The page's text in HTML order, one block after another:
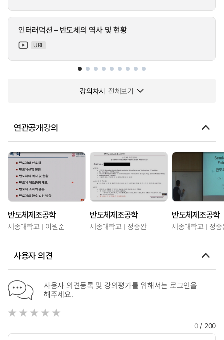
인터러덕션 – 반도체의 역사 및 현황
URL
강의차시 전체보기
연관공개강의
반도체제조공학
세종대학교 이원준
반도체제조공학
세종대학교 정종완
반도체제조공학
세종대학교 정
사용자 의견
사용자 의견등록 및 강의평가를 위해서는 로그인을
해주세요.
0/ 200